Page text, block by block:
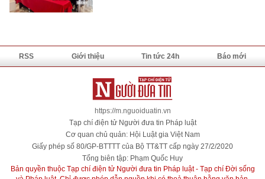
RSS Giới thiệu Tin tức 24h Báo mới
https://m.nguoiduatin.vn
Tạp chí điện tử Người đưa tin Pháp luật
Cơ quan chủ quản: Hội Luật gia Việt Nam
Giấy phép số 80/GP-BTTTT của Bộ TT&TT cấp ngày 27/2/2020
Tổng biên tập: Phạm Quốc Huy
Bản quyền thuộc Tạp chí điện tử Người đưa tin Pháp luật - Tạp chí Đời sống